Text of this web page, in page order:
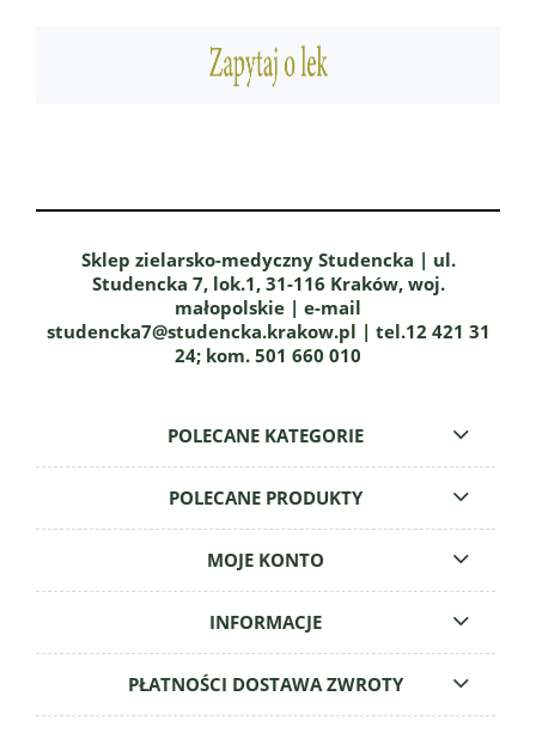
Sklep zielarsko-medyczny Studencka | ul.
Studencka 7, lok.1, 31-116 Kraków, woj.
małopolskie | e-mail
studencka7@studencka.krakow.pl | tel.12 421 31
24; kom. 501 660 010
POLECANE KATEGORIE
POLECANE PRODUKTY
MOJE KONTO
INFORMACJE
PŁATNOŚCI DOSTAWA ZWROTY